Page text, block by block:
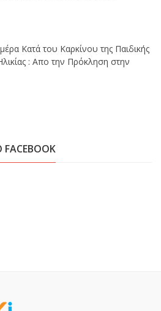
Κατά του Καρκίνου της Παιδικής
: Απο την Πρόκληση στην